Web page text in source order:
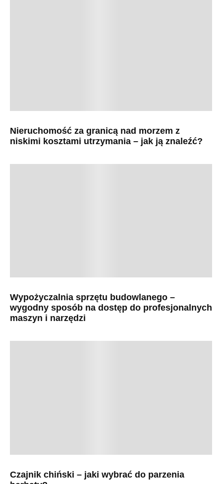
Nieruchomość za granicą nad morzem z
niskimi kosztami utrzymania – jak ją znaleźć?
Wypożyczalnia sprzętu budowlanego –
wygodny sposób na dostęp do profesjonalnych
maszyn i narzędzi
Czajnik chiński – jaki wybrać do parzenia